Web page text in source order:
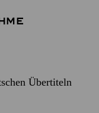
Übertiteln